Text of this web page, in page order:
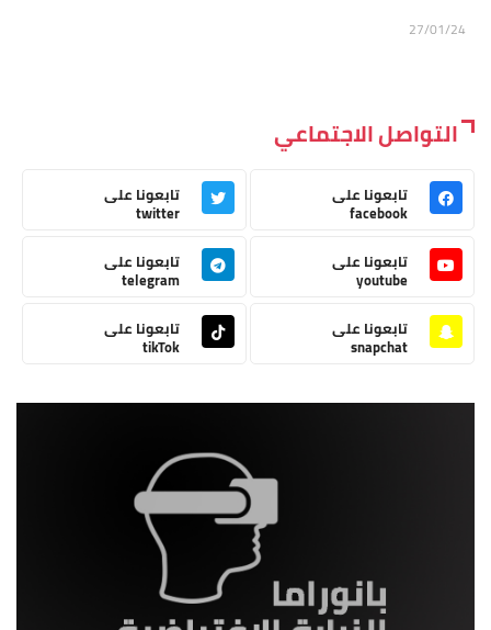
27/01/24
التواصل الاجتماعي
تابعونا على
facebook
تابعونا على
twitter
تابعونا على
youtube
تابعونا على
telegram
تابعونا على
snapchat
تابعونا على
tikTok